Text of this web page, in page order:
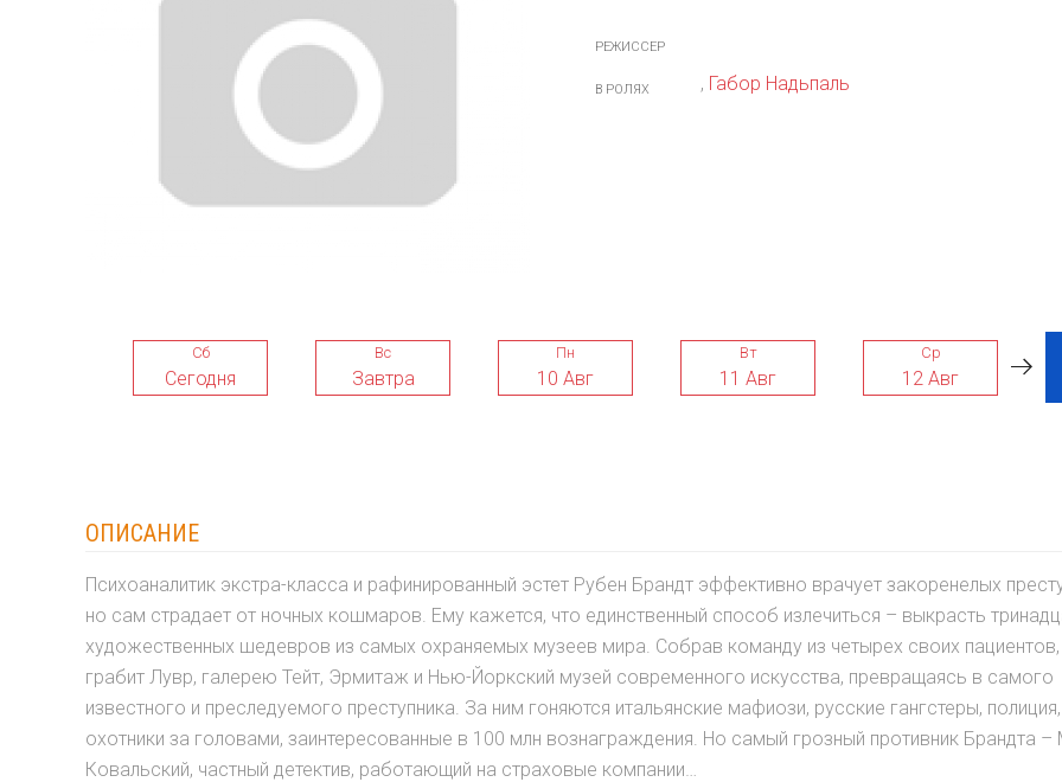
РЕЖИССЕР
В РОЛЯХ , Габор Надьпаль
Сб
Сегодня
Вс
Завтра
Пн
10 Авг
Вт
11 Авг
Ср
12 Авг
ОПИСАНИЕ
Психоаналитик экстра-класса и рафинированный эстет Рубен Брандт эффективно врачует закоренелых
но сам страдает от ночных кошмаров. Ему кажется, что единственный способ излечиться – выкрасть
художественных шедевров из самых охраняемых музеев мира. Собрав команду из четырех своих
грабит Лувр, галерею Тейт, Эрмитаж и Нью-Йоркский музей современного искусства, превращаясь в самого
известного и преследуемого преступника. За ним гоняются итальянские мафиози, русские гангстеры,
охотники за головами, заинтересованные в 100 млн вознаграждения. Но самый грозный противник Брандта –
Ковальский, частный детектив, работающий на страховые компании…